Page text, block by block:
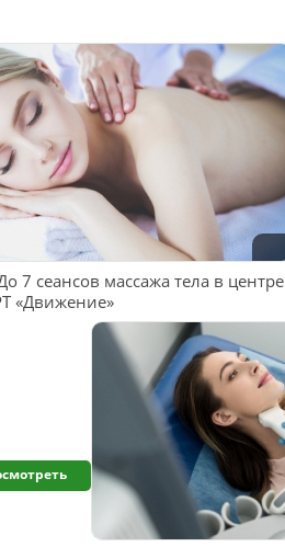
7 сеансов массажа тела в центре
«Движение»